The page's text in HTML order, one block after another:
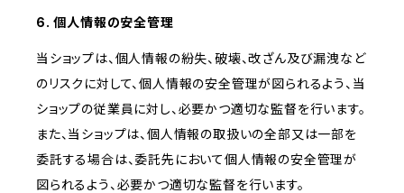
6. 個人情報の安全管理
当ショップは、個人情報の紛失、破壊、改ざん及び漏洩など
のリスクに対して、個人情報の安全管理が図られるよう、当
ショップの従業員に対し、必要かつ適切な監督を行います。
また、当ショップは、個人情報の取扱いの全部又は一部を
委託する場合は、委託先において個人情報の安全管理が
図られるよう、必要かつ適切な監督を行います。